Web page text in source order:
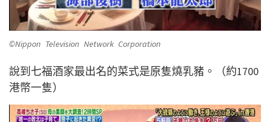
©Nippon Television Network Corporation
說到七福酒家最出名的菜式是原隻燒乳豬。（約1700
港幣一隻）